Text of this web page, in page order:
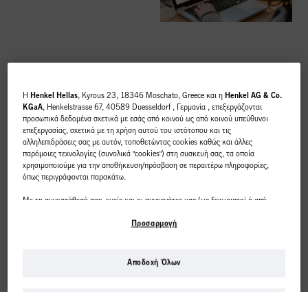
ΚΟΡΥΦΑΊΕΣ
ΚΑΤΗΓΟΡΊΕΣ
ΕΠΙΣΚΌΠΗΣΗ
H Henkel Hellas, Kyrous 23, 18346 Moschato, Greece και η Henkel AG & Co.
KGaA, Henkelstrasse 67, 40589 Duesseldorf , Γερμανία , επεξεργάζονται
προσωπικά δεδομένα σχετικά με εσάς από κοινού ως από κοινού υπεύθυνοι
επεξεργασίας, σχετικά με τη χρήση αυτού του ιστότοπου και τις
αλληλεπιδράσεις σας με αυτόν, τοποθετώντας cookies καθώς και άλλες
παρόμοιες τεχνολογίες (συνολικά "cookies") στη συσκευή σας, τα οποία
χρησιμοποιούμε για την αποθήκευση/πρόσβαση σε περαιτέρω πληροφορίες,
όπως περιγράφονται παρακάτω.
Με τη συγκατάθεσή σας, εμείς και οι συνεργάτες μας (ως ξεχωριστοί ή από
δεδομένων που παραπέμπει στο υποσέλιδο, ενότητα "Cookies, Pixel,
βελτιστοποίηση της απόδοσης αυτού του ιστότοπου, για να σας παρέχουμε
Προσαρμογή
Αποδοχή Όλων